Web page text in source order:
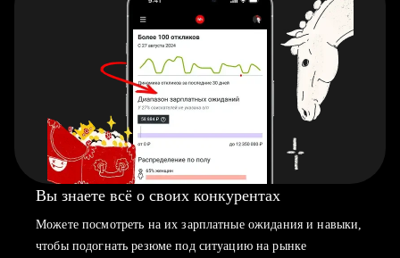
Вы знаете всё о своих конкурентах
Можете посмотреть на их зарплатные ожидания и навыки,
чтобы подогнать резюме под ситуацию на рынке